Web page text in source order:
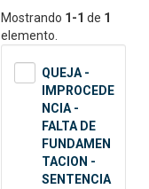
Mostrando 1-1 de 1
elemento.
QUEJA -
IMPROCEDE
NCIA -
FALTA DE
FUNDAMEN
TACION -
SENTENCIA